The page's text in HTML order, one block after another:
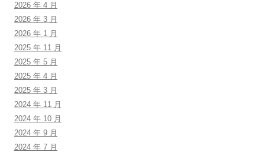
2026 年 4 月
2026 年 3 月
2026 年 1 月
2025 年 11 月
2025 年 5 月
2025 年 4 月
2025 年 3 月
2024 年 11 月
2024 年 10 月
2024 年 9 月
2024 年 7 月